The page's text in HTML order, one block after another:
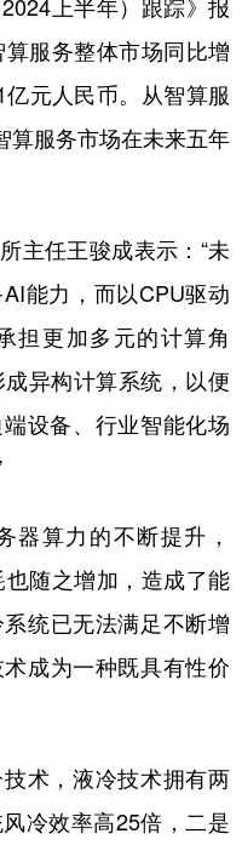
上半年）跟踪》报
服务整体市场同比增
元人民币。从智算服
算服务市场在未来五年
任王骏成表示：“未
能力，而以CPU驱动
担更加多元的计算角
异构计算系统，以便
设备、行业智能化场
算力的不断提升，
随之增加，造成了能
统已无法满足不断增
成为一种既具有性价
术，液冷技术拥有两
冷效率高25倍，二是